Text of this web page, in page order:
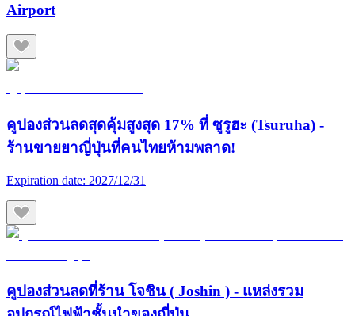
Airport
คูปองส่วนลดสุดคุ้มสูงสุด 17% ที่ ซูรูฮะ (Tsuruha) -
ร้านขายยาญี่ปุ่นที่คนไทยห้ามพลาด!
Expiration date: 2027/12/31
คูปองส่วนลดที่ร้าน โจชิน ( Joshin ) - แหล่งรวม